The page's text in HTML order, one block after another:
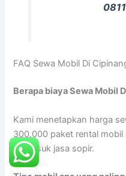
FAQ Sewa Mobil Di
Berapa biaya Sewa Mobil
Kami menetapkan harga
300.000 paket rental mobil
termasuk jasa sopir.